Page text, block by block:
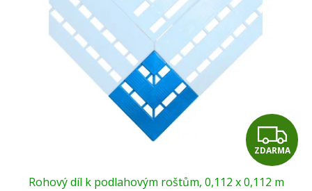
Z
D
ZDARMA
Rohový díl k podlahovým roštům, 0,112 x 0,112 m